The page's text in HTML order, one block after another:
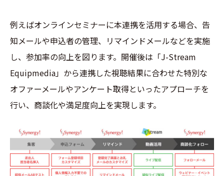
例えばオンラインセミナーに本連携を活用する場合、告
知メールや申込者の管理、リマインドメールなどを実施
し、参加率の向上を図ります。開催後は「J-Stream
Equipmedia」から連携した視聴結果に合わせた特別な
オファーメールやアンケート取得といったアプローチを
行い、商談化や満足度向上を実現します。